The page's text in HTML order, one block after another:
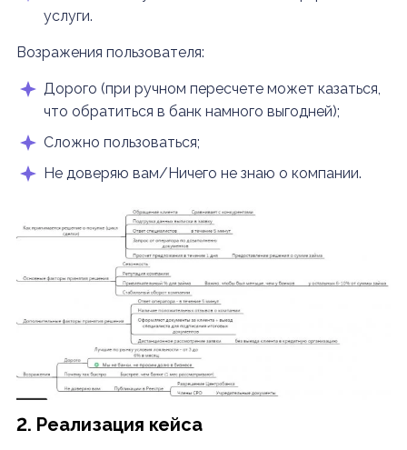
услуги.
Возражения пользователя:
Дорого (при ручном пересчете может казаться,
что обратиться в банк намного выгодней);
Сложно пользоваться;
Не доверяю вам/Ничего не знаю о компании.
2. Реализация кейса